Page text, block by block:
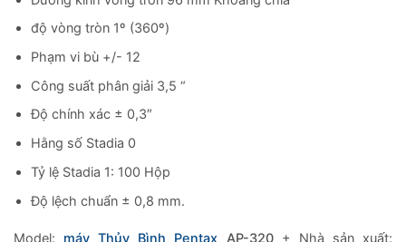
độ vòng tròn 1º (360º)
Phạm vi bù +/- 12
Công suất phân giải 3,5 “
Độ chính xác ± 0,3″
Hằng số Stadia 0
Tỷ lệ Stadia 1: 100 Hộp
Độ lệch chuẩn ± 0,8 mm.
Model: máy Thủy Bình Pentax AP-320 + Nhà sản xuất: